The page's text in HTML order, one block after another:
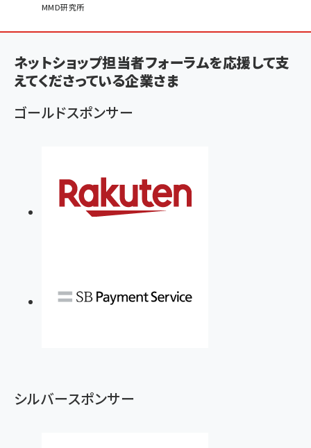
く
ず
MMD研究所
ネットショップ担当者フォーラムを応援して支
えてくださっている企業さま
ゴールドスポンサー
シルバースポンサー